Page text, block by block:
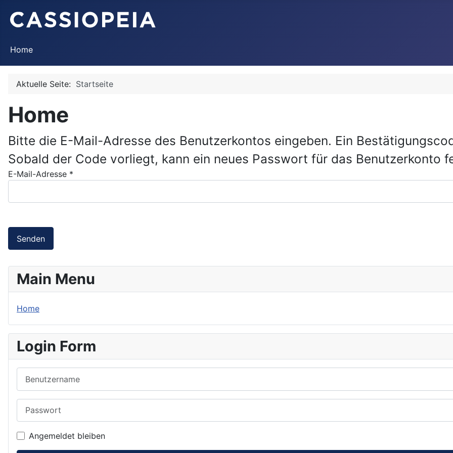
Home
Aktuelle Seite: Startseite
Home
Bitte die E-Mail-Adresse des Benutzerkontos eingeben. Ein
Sobald der Code vorliegt, kann ein neues Passwort für das Benutzerkonto
E-Mail-Adresse *
Senden
Main Menu
Home
Login Form
Angemeldet bleiben